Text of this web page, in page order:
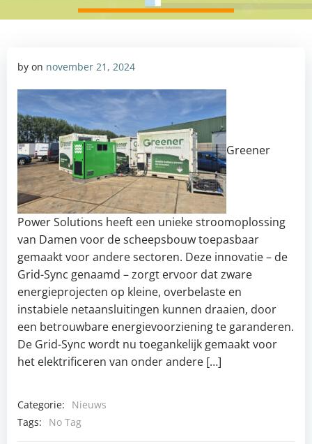
by on november 21, 2024
Greener
Power Solutions heeft een unieke stroomoplossing
van Damen voor de scheepsbouw toepasbaar
gemaakt voor andere sectoren. Deze innovatie – de
Grid-Sync genaamd – zorgt ervoor dat zware
energieprojecten op kleine, overbelaste en
instabiele netaansluitingen kunnen draaien, door
een betrouwbare energievoorziening te garanderen.
De Grid-Sync wordt nu toegankelijk gemaakt voor
het elektrificeren van onder andere […]
Categorie:
Nieuws
Tags:
No Tag